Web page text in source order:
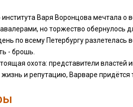
Варя Воронцова мечтала о
но торжество
по всему Петербургу разлетелась
- брошь.
охота: представители
и репутацию, Варваре